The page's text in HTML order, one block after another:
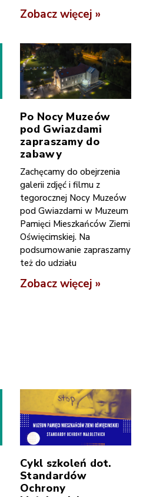
Zobacz więcej »
Po Nocy Muzeów
pod Gwiazdami
zapraszamy do
zabawy
Zachęcamy do obejrzenia
galerii zdjęć i filmu z
tegorocznej Nocy Muzeów
pod Gwiazdami w Muzeum
Pamięci Mieszkańców Ziemi
Oświęcimskiej. Na
podsumowanie zapraszamy
też do udziału
Zobacz więcej »
Cykl szkoleń dot.
Standardów
Ochrony